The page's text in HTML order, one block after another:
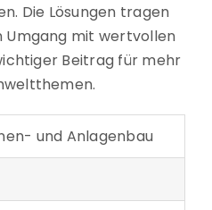
Die Lösungen tragen
Umgang mit wertvollen
Beitrag für mehr
und Anlagenbau